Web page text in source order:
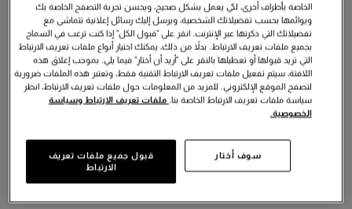
الخاصة بأطراف أخرى، لكي يعمل بشكل صحيح، ويحسن تجربة التصفح الخاصة بك
ويوائمها بحسب تفضيلاتك الشخصية، ويرسل إليك رسائل إعلانية تتماشى مع
تفضيلاتك التي ذكرتها عبر الإنترنت. انقر على "قبول الكل" إذا كنت ترغب في السماح
بجميع ملفات تعريف الارتباط. بدلاً من ذلك، يمكنك اختيار أنواع ملفات تعريف الارتباط
التي تريد قبولها أو تعطيلها بالنقر على "أريد أن أختار" فيما يلي. بموجب إغلاق هذه
اللافتة، سيتم تفعيل ملفات تعريف الارتباط التقنية فقط، وتعتبر هذه الملفات ضرورية
لتصفح الموقع الإلكتروني. للمزيد من المعلومات حول ملفات تعريف الارتباط، انظر
سياسة ملفات تعريف الارتباط الخاصة بنا. ملفات تعريف الارتباط وسياسة
الخصوصية.
سوف أختار
قبول جميع ملفات تعريف
الارتباط